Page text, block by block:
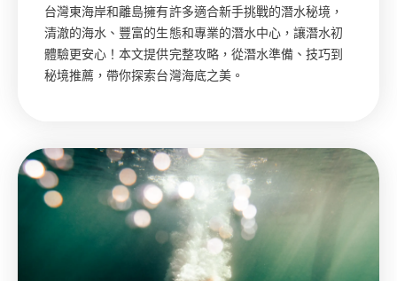
台灣東海岸和離島擁有許多適合新手挑戰的潛水秘境，
清澈的海水、豐富的生態和專業的潛水中心，讓潛水初
體驗更安心！本文提供完整攻略，從潛水準備、技巧到
秘境推薦，帶你探索台灣海底之美。